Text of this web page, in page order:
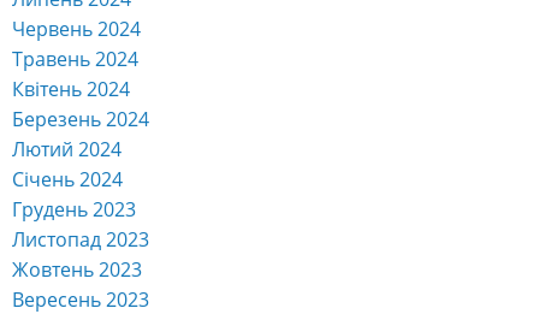
Червень 2024
Травень 2024
Квітень 2024
Березень 2024
Лютий 2024
Січень 2024
Грудень 2023
Листопад 2023
Жовтень 2023
Вересень 2023